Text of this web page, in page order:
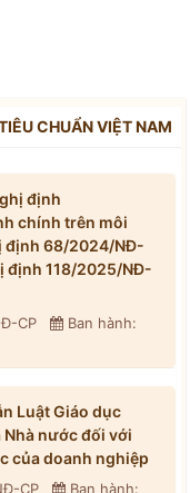
CHUẨN VIỆT NAM
định
chính trên môi
định 68/2024/NĐ-
định 118/2025/NĐ-
CP
Ban hành:
Luật Giáo dục
nước đối với
của doanh nghiệp
CP
Ban hành: